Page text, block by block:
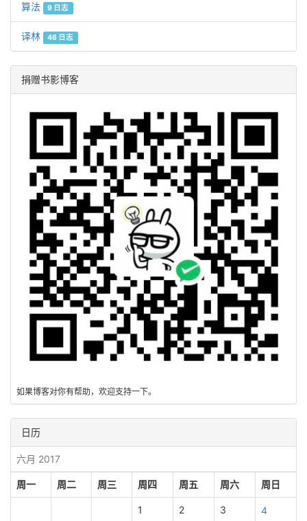
算法 9 日志
译林 46 日志
捐赠书影博客
如果博客对你有帮助，欢迎支持一下。
日历
六月 2017
周一 周二 周三 周四 周五 周六 周日
1 2 3 4